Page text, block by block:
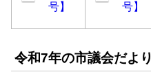
号】
号】
令和7年の市議会だより